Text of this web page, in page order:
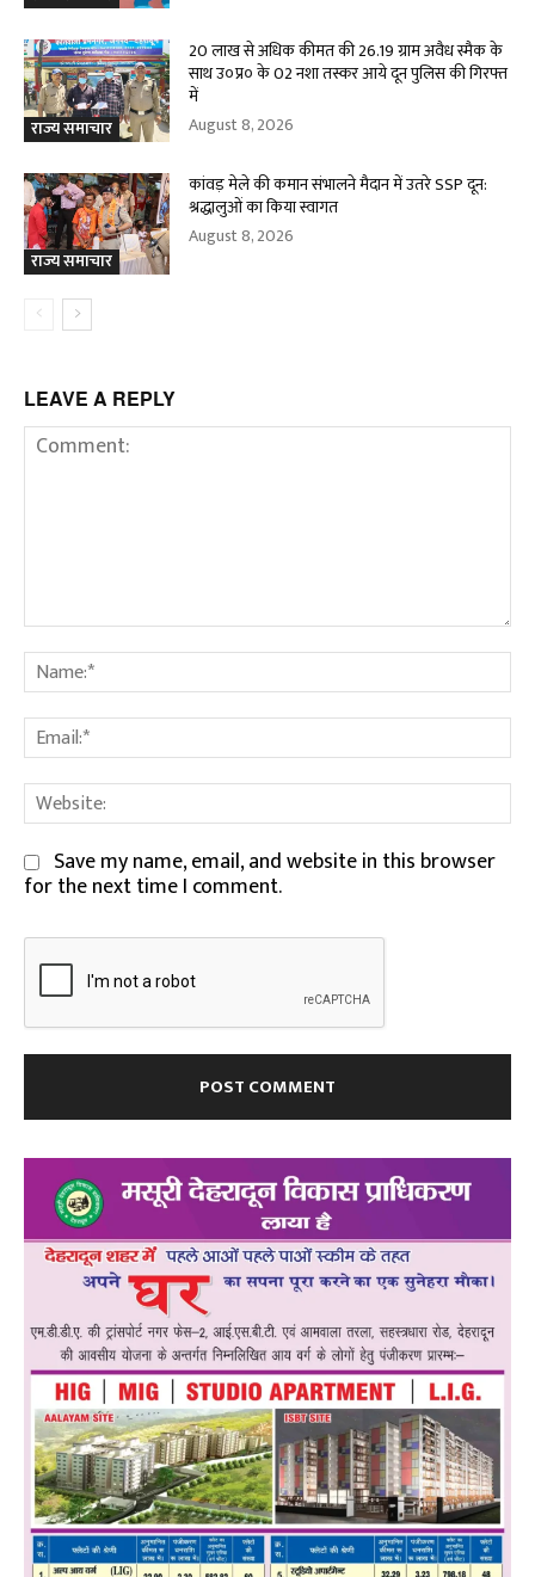
राज्य समाचार
20 लाख से अधिक कीमत की 26.19 ग्राम अवैध स्मैक के
साथ उ०प्र० के 02 नशा तस्कर आये दून पुलिस की गिरफ्त
में
August 8, 2026
राज्य समाचार
कांवड़ मेले की कमान संभालने मैदान में उतरे SSP दून:
श्रद्धालुओं का किया स्वागत
August 8, 2026
LEAVE A REPLY
Comment:
Save my name, email, and website in this browser
for the next time I comment.